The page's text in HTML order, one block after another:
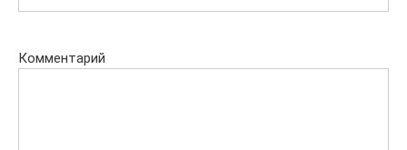
Комментарий